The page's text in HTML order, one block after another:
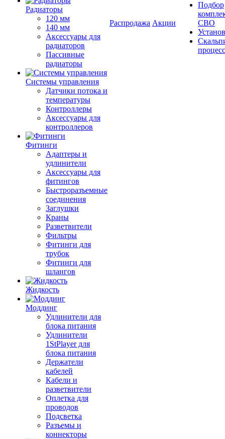
Радиаторы
120 мм
140 мм
Аксессуары для
радиаторов
Пассивные
радиаторы
Системы управления
Датчики потока и
температуры
Контроллеры
Аксессуары для
контроллеров
Фитинги
Адаптеры и
удлинители
Аксессуары для
фитингов
Быстроразъемные
соединения
Заглушки
Краны
Разветвители
Фильтры
Фитинги для
трубок
Фитинги для
шлангов
Жидкость
Моддинг
Удлинители для
блока питания
Удлинители
1StPlayer для
блока питания
Держатели
кабелей
Кабели и
разветвители
Оплетка для
проводов
Подсветка
Разъемы и
коннекторы
Распродажа Акции
Подбор
СВО